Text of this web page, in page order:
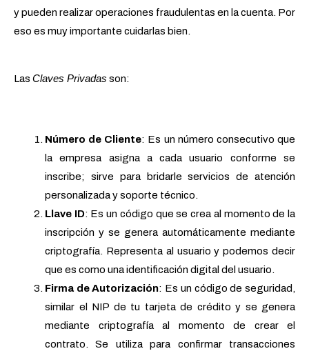
y pueden realizar operaciones fraudulentas en la cuenta. Por
eso es muy importante cuidarlas bien.
Las Claves Privadas son:
Número de Cliente: Es un número consecutivo que
la empresa asigna a cada usuario conforme se
inscribe; sirve para bridarle servicios de atención
personalizada y soporte técnico.
Llave ID: Es un código que se crea al momento de la
inscripción y se genera automáticamente mediante
criptografía. Representa al usuario y podemos decir
que es como una identificación digital del usuario.
Firma de Autorización: Es un código de seguridad,
similar el NIP de tu tarjeta de crédito y se genera
mediante criptografía al momento de crear el
contrato. Se utiliza para confirmar transacciones